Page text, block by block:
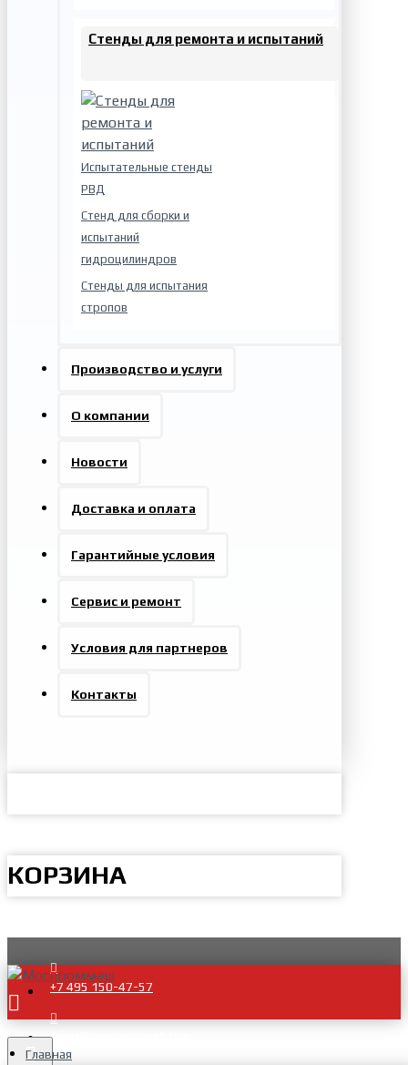
Стенды для ремонта и испытаний
Испытательные стенды
РВД
Стенд для сборки и
испытаний
гидроцилиндров
Стенды для испытания
стропов
Производство и услуги
О компании
Новости
Доставка и оплата
Гарантийные условия
Сервис и ремонт
Условия для партнеров
Контакты
КОРЗИНА
+7 495 150-47-57
zakaz@mosprommash.com
Главная